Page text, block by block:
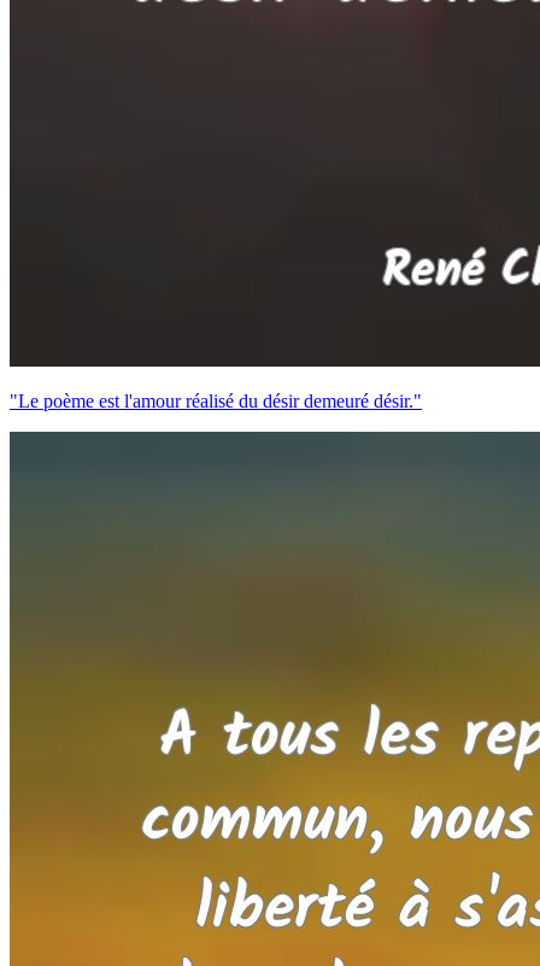
"Le poème est l'amour réalisé du désir demeuré désir."